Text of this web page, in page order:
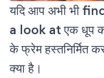
यदि आप अभी भी
a look at एक धूप
के फ्रेम
क्या है।